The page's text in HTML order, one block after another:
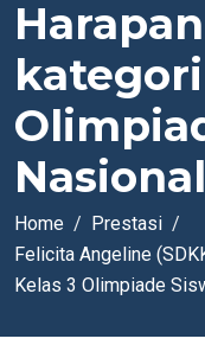
Home
Prestasi
Felicita Angeline
Kelas 3 Olimpiade